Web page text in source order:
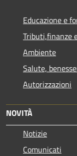
Educazione e
Tributi,finanze
Ambiente
Salute,
Autorizzazioni
NOVITÀ
Notizie
Comunicati